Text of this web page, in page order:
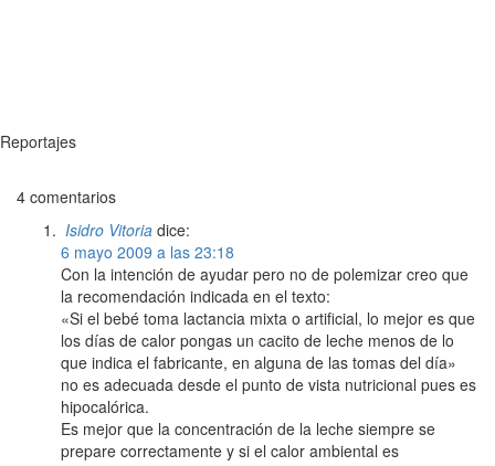
Reportajes
4 comentarios
Isidro Vitoria dice:
6 mayo 2009 a las 23:18
Con la intención de ayudar pero no de polemizar creo que
la recomendación indicada en el texto:
«Si el bebé toma lactancia mixta o artificial, lo mejor es que
los días de calor pongas un cacito de leche menos de lo
que indica el fabricante, en alguna de las tomas del día»
no es adecuada desde el punto de vista nutricional pues es
hipocalórica.
Es mejor que la concentración de la leche siempre se
prepare correctamente y si el calor ambiental es